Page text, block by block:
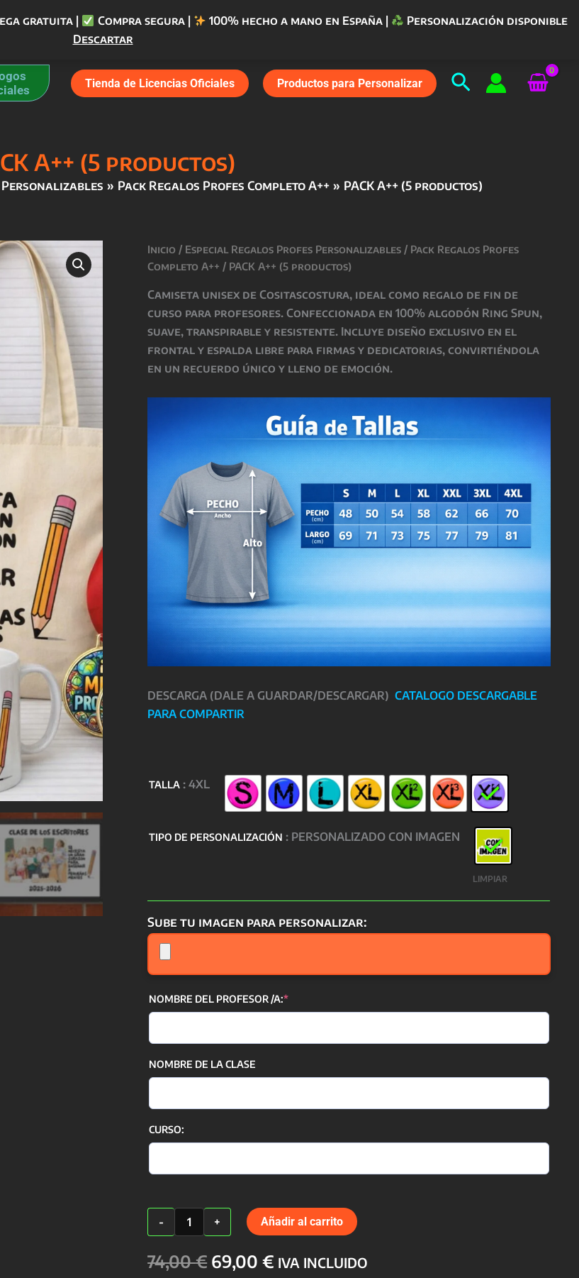
gratuita | Compra segura | 100% hecho a mano en España |
Personalización disponible
Descartar
Tienda de Licencias Oficiales Productos para Personalizar Buscar
A++ (5 productos)
Pack Regalos Profes Completo A++ PACK A++ (5 productos)
Inicio / Especial Regalos Profes Personalizables / Pack Regalos Profes
Completo A++ / PACK A++ (5 productos)
Camiseta unisex de Cositascostura, ideal como regalo de fin de
curso para profesores. Confeccionada en 100% algodón Ring Spun,
suave, transpirable y resistente. Incluye diseño exclusivo en el
frontal y espalda libre para firmas y dedicatorias, convirtiéndola
en un recuerdo único y lleno de emoción.
DESCARGA (DALE A GUARDAR/DESCARGAR)CATALOGO DESCARGABLE
PARA COMPARTIR
TALLA : 4XL
TIPO DE PERSONALIZACIÓN : PERSONALIZADO CON IMAGEN
LIMPIAR
Sube tu imagen para personalizar:
NOMBRE DEL PROFESOR /A:*(required)
NOMBRE DE LA CLASE
CURSO:
-
PACK
A++
productos)
cantidad
+ Añadir al carrito
74,00€ El
69,00€El
IVA INCLUIDO